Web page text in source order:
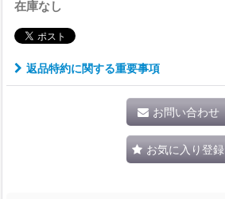
在庫なし
返品特約に関する重要事項
お問い合わせ
お気に入り登録